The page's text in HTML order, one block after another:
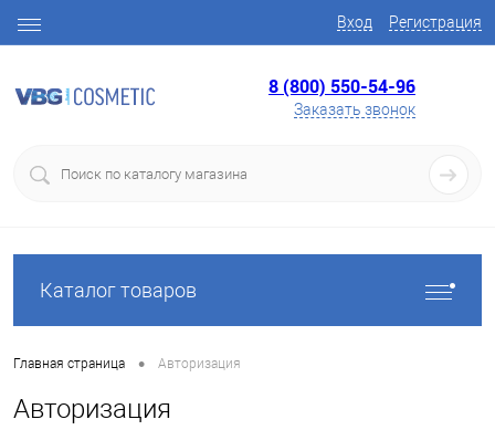
Вход Регистрация
8 (800) 550-54-96
Заказать звонок
Каталог товаров
Главная страница • Авторизация
Авторизация